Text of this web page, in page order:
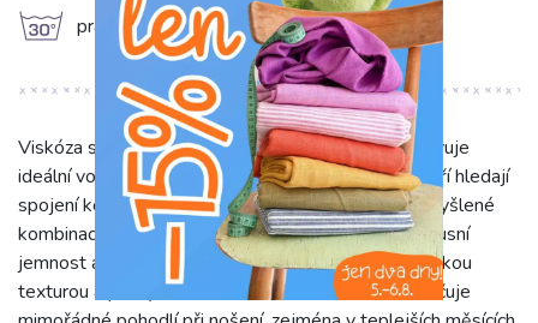
g prát na 30°C
Viskóza se lnem Desert flowers design C představuje
ideální volbu pro milovníky přírodních materiálů, kteří hledají
spojení komfortu a jedinečného vzhledu. Díky promyšlené
kombinaci 80 % viskózy a 20 % lnu látka nabízí luxusní
jemnost a splývavost viskózy spolu s charakteristickou
texturou a prodyšností lnu. Tato unikátní směs zaručuje